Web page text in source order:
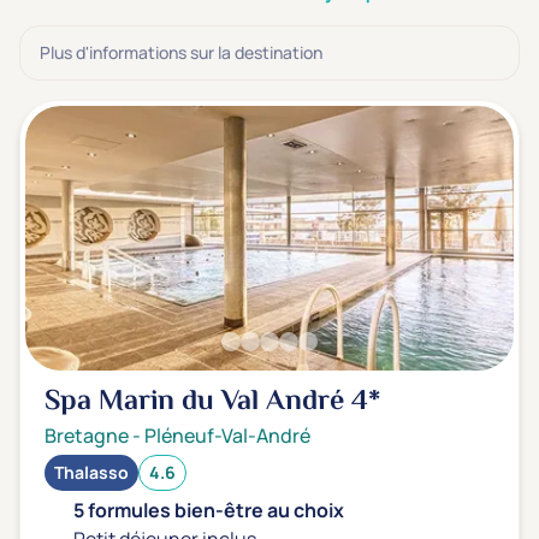
Note de nos clients
D'après notre partenaire Avis-Vérifiés
Parfait: 4.5+
(2)
Excellent: 4+
(0)
Très bien: 3.5+
(0)
Envie de
Bord de mer
(2)
Ville
(0)
Montagne
Campagne
Plus d'informations sur la destination
Spa Marin du Val André4*
Bretagne- Pléneuf-Val-André
Thalasso 4.6
5 formules bien-être au choix